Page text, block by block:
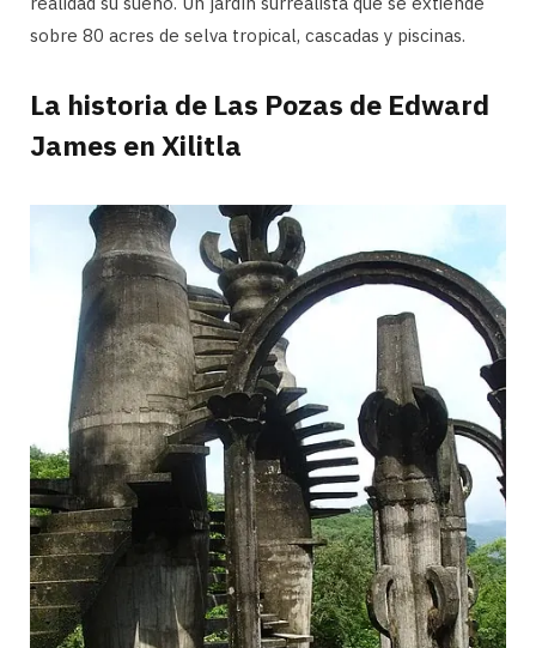
sobre 80 acres de selva tropical, cascadas y piscinas.
La historia de Las Pozas de Edward
James en Xilitla